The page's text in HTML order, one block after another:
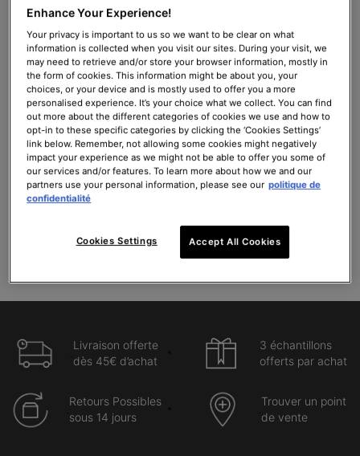
A.G.E. Interrupter Ultra Serum
Sérum multi-correcteur pour la
peau
4.5 (1341)
Une taille disponible
30ml
179,00 €
AJOUTER AU PANIER
A.G.E. INTERRUPTER ULTRA SERUM
C Pure
Sérum antioxydant rides et fermeté
4.4 (8521)
Une taille disponible
30ml
176,00 €
AJOUTER AU PANIER
(586,67 €/100 ml.)
Livraison offerte
dès 45€ d’achat
3 échantillons
offerts par achat
Retours Possibles
sous 14 jours
Trouver un point
de vente
Enhance Your Experience!
Your privacy is important to us so we want to be clear on what
information is collected when you visit our sites. During your visit, we
may need to retrieve and/or store your browser information, mostly in
the form of cookies. This information might be about you, your
choices, or your device and is mostly used to offer you a more
personalised experience. It’s your choice what we collect. You can find
out more about the different categories of cookies we use and how to
opt-in to these specific categories by clicking the ‘Cookies Settings’
link below. Remember, not allowing some cookies might negatively
impact your experience as we might not be able to offer you some of
our services and/or features. To learn more about how we and our
partners use your personal information, please see our politique de
confidentialité
Cookies Settings Accept All Cookies